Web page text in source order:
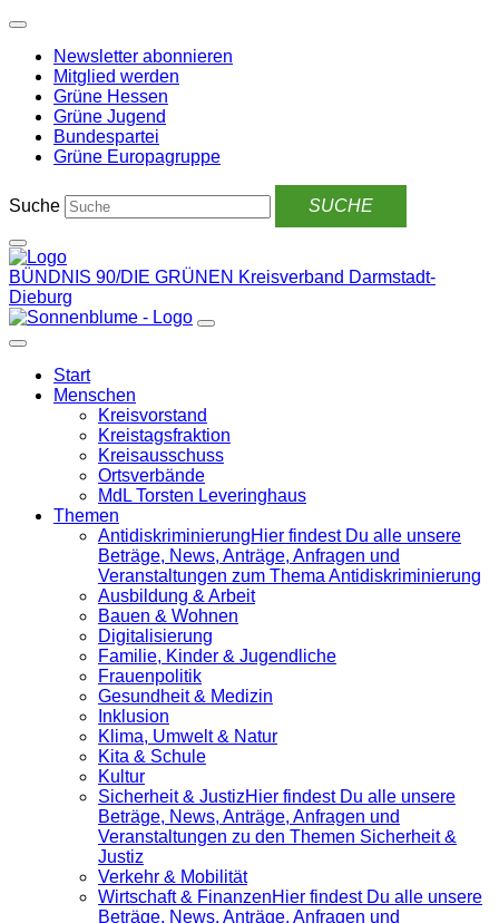
Weiter
Inhalt
Newsletter abonnieren
Mitglied werden
Grüne Hessen
Grüne Jugend
Bundespartei
Grüne Europagruppe
Suche
BÜNDNIS 90/DIE GRÜNEN Kreisverband Darmstadt-
Dieburg
Start
Menschen
Kreisvorstand
Kreistagsfraktion
Kreisausschuss
Ortsverbände
MdL Torsten Leveringhaus
Themen
Antidiskrimi­nierungHier findest Du alle unsere
Beträge, News, Anträge, Anfragen und
Veranstaltungen zum Thema Antidiskriminierung
Ausbildung & Arbeit
Bauen & Wohnen
Digitalisierung
Familie, Kinder & Jugendliche
Frauenpolitik
Gesundheit & Medizin
Inklusion
Klima, Umwelt & Natur
Kita & Schule
Kultur
Sicherheit & JustizHier findest Du alle unsere
Beträge, News, Anträge, Anfragen und
Veranstaltungen zu den Themen Sicherheit &
Justiz
Verkehr & Mobilität
Wirtschaft & FinanzenHier findest Du alle unsere
Beträge, News, Anträge, Anfragen und